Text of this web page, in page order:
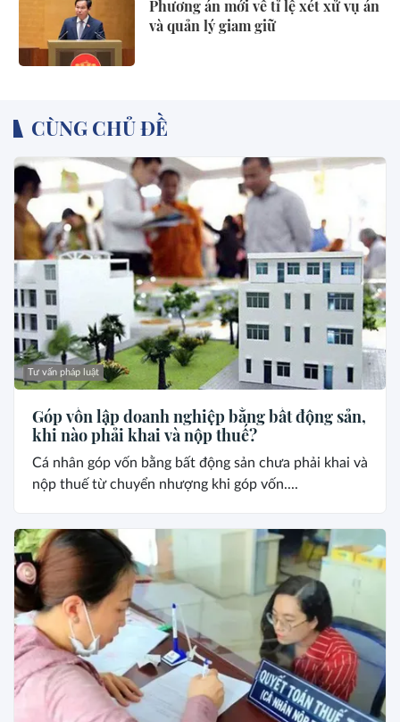
Phương án mới về tỉ lệ xét xử vụ án
và quản lý giam giữ
CÙNG CHỦ ĐỀ
Tư vấn pháp luật
Góp vốn lập doanh nghiệp bằng bất động sản,
khi nào phải khai và nộp thuế?
Cá nhân góp vốn bằng bất động sản chưa phải khai và
nộp thuế từ chuyển nhượng khi góp vốn....